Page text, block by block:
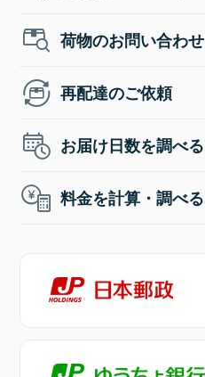
荷物のお問い合わせ
再配達のご依頼
お届け日数を調べる
料金を計算・調べる